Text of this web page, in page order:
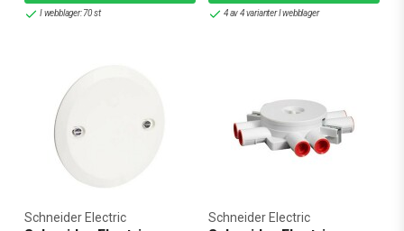
I webblager: 70 st 4 av 4 varianter I webblager
Schneider Electric Schneider Electric